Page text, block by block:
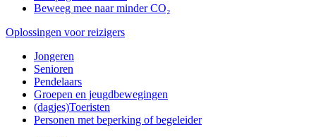
Beweeg mee naar minder CO₂
Oplossingen voor reizigers
Jongeren
Senioren
Pendelaars
Groepen en jeugdbewegingen
(dagjes)Toeristen
Personen met beperking of begeleider